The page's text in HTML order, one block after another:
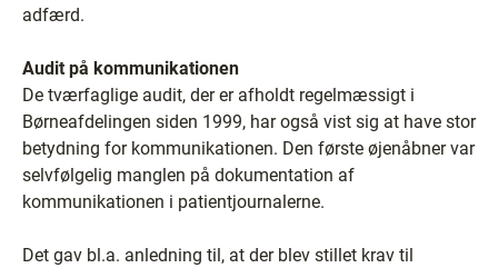
adfærd.
Audit på kommunikationen
De tværfaglige audit, der er afholdt regelmæssigt i
Børneafdelingen siden 1999, har også vist sig at have stor
betydning for kommunikationen. Den første øjenåbner var
selvfølgelig manglen på dokumentation af
kommunikationen i patientjournalerne.
Det gav bl.a. anledning til, at der blev stillet krav til